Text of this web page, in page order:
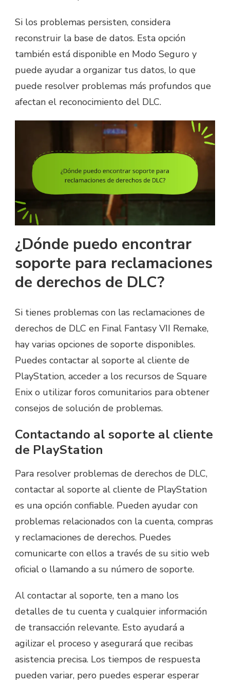
Si los problemas persisten, considera
reconstruir la base de datos. Esta opción
también está disponible en Modo Seguro y
puede ayudar a organizar tus datos, lo que
puede resolver problemas más profundos que
afectan el reconocimiento del DLC.
¿Dónde puedo encontrar
soporte para reclamaciones
de derechos de DLC?
Si tienes problemas con las reclamaciones de
derechos de DLC en Final Fantasy VII Remake,
hay varias opciones de soporte disponibles.
Puedes contactar al soporte al cliente de
PlayStation, acceder a los recursos de Square
Enix o utilizar foros comunitarios para obtener
consejos de solución de problemas.
Contactando al soporte al cliente
de PlayStation
Para resolver problemas de derechos de DLC,
contactar al soporte al cliente de PlayStation
es una opción confiable. Pueden ayudar con
problemas relacionados con la cuenta, compras
y reclamaciones de derechos. Puedes
comunicarte con ellos a través de su sitio web
oficial o llamando a su número de soporte.
Al contactar al soporte, ten a mano los
detalles de tu cuenta y cualquier información
de transacción relevante. Esto ayudará a
agilizar el proceso y asegurará que recibas
asistencia precisa. Los tiempos de respuesta
pueden variar, pero puedes esperar esperar